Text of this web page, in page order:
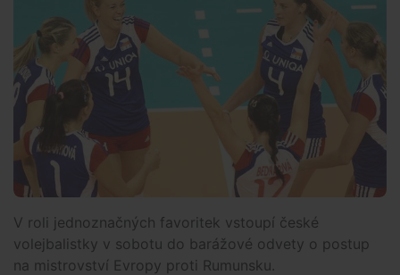
V roli jednoznačných favoritek vstoupí české
volejbalistky v sobotu do barážové odvety o postup
na mistrovství Evropy proti Rumunsku.